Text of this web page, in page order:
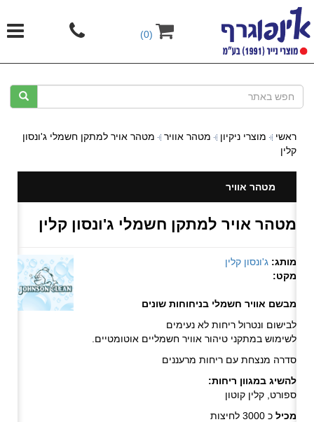
(0)
ראשי מוצרי ניקיון מטהר אוויר
מטהר אויר למתקן חשמלי ג'ונסון
קלין
מטהר אוויר
מטהר אויר למתקן חשמלי ג'ונסון קלין
מותג: ג'ונסון קלין
מקט:
מבשם אוויר חשמלי בניחוחות שונים
לבישום ונטרול ריחות לא נעימים
לשימוש במתקני טיהור אוויר חשמליים אוטומטיים.
סדרה מנצחת עם ריחות מרעננים
להשיג במגוון ריחות:
ספורט, קלין קוטון
מכיל כ 3000 לחיצות